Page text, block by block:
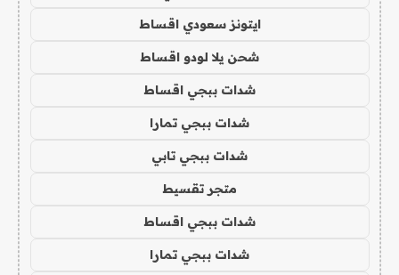
ايتونز سعودي اقساط
شحن يلا لودو اقساط
شدات ببجي اقساط
شدات ببجي تمارا
شدات ببجي تابي
متجر تقسيط
شدات ببجي اقساط
شدات ببجي تمارا